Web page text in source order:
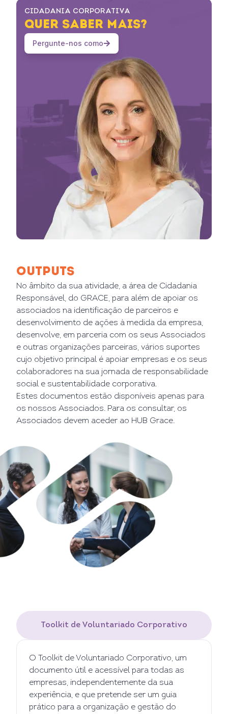
CIDADANIA CORPORATIVA
QUER SABER MAIS?
Pergunte-nos como
OUTPUTS
No âmbito da sua atividade, a área de Cidadania
Responsável, do GRACE, para além de apoiar os
associados na identificação de parceiros e
desenvolvimento de ações à medida da empresa,
desenvolve, em parceria com os seus Associados
e outras organizações parceiras, vários suportes
cujo objetivo principal é apoiar empresas e os seus
colaboradores na sua jornada de responsabilidade
social e sustentabilidade corporativa.
Estes documentos estão disponíveis apenas para
os nossos Associados. Para os consultar, os
Associados devem aceder ao HUB Grace.
Toolkit de Voluntariado Corporativo
O Toolkit de Voluntariado Corporativo, um
documento útil e acessível para todas as
empresas, independentemente da sua
experiência, e que pretende ser um guia
prático para a organização e gestão do